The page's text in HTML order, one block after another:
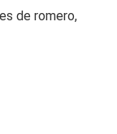
de romero,